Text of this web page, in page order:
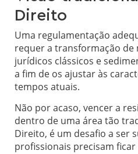
Direito
Uma regulamentação
requer a transformação de
jurídicos clássicos e
a fim de os ajustar às
tempos atuais.
Não por acaso, vencer a
dentro de uma área tão
Direito, é um desafio a ser
profissionais precisam